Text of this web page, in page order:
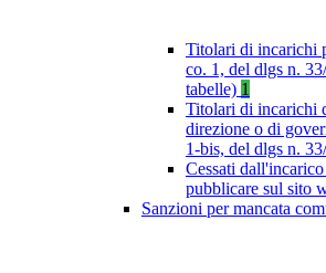
Titolari di incarichi
co. 1, del dlgs n.
tabelle) 1
Titolari di incarichi
direzione o di
1-bis, del dlgs n.
Cessati
pubblicare sul sito
Sanzioni per mancata